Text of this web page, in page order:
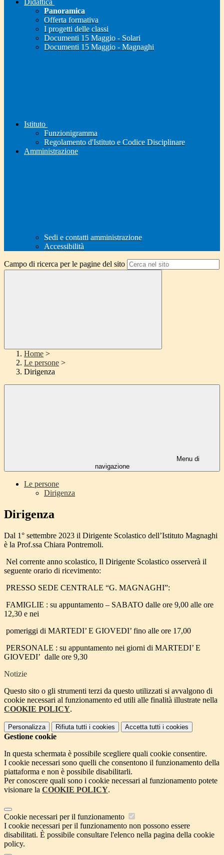
Didattica
Panoramica
Offerta formativa
I progetti delle classi
Documenti 15 Maggio - Solari
Documenti 15 Maggio - Magnaghi
Istituto
Funzionigramma
Regolamento d'Istituto e Codice Disciplinare
Amministrazione
Sedi e contatti amministrazione
Accessibilità
Campo di ricerca per le pagine del sito
Home >
Le persone >
Dirigenza
Menu di
navigazione
Le persone
Dirigenza
Dirigenza
Dal 1° settembre 2023 il Dirigente Scolastico dell’Istituto Magnaghi
è la Prof.ssa Chiara Pontremoli.
Nel corrente anno scolastico, Il Dirigente Scolastico osserverà il
seguente orario di ricevimento:
PRESSO SEDE CENTRALE “G. MAGNAGHI”:
FAMIGLIE : su appuntamento – SABATO dalle ore 9,00 alle ore
12,30 e nei
pomeriggi di MARTEDI’ E GIOVEDI’ fino alle ore 17,00
PERSONALE : su appuntamento nei giorni di MARTEDI’ E
GIOVEDI’ dalle ore 9,30
Notizie
Questo sito o gli strumenti terzi da questo utilizzati si avvalgono di
cookie necessari al funzionamento ed utili alle finalità illustrate nella
COOKIE POLICY.
Personalizza Rifiuta tutti i cookies Accetta tutti i cookies
Gestione cookie
In questa schermata è possibile scegliere quali cookie consentire.
I cookie necessari sono quelli che consentono il funzionamento della
piattaforma e non è possibile disabilitarli.
Per conoscere quali sono i cookie necessari al funzionamento potete
visionare la COOKIE POLICY.
Cookie necessari per il funzionamento
I cookie necessari per il funzionamento non possono essere
disabilitati. È possibile consultare l'elenco nella pagina della cookie
policy.